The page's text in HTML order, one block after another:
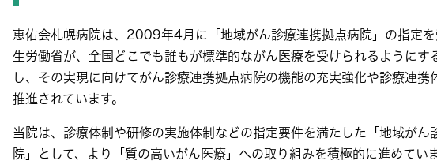
恵佑会札幌病院は、2009年4月に「地域がん診療連携拠点病院」の指定を
生労働省が、全国どこでも誰もが標準的ながん医療を受けられるようにす
し、その実現に向けてがん診療連携拠点病院の機能の充実強化や診療連携
推進されています。
当院は、診療体制や研修の実施体制などの指定要件を満たした「地域がん
院」として、より「質の高いがん医療」への取り組みを積極的に進めてい